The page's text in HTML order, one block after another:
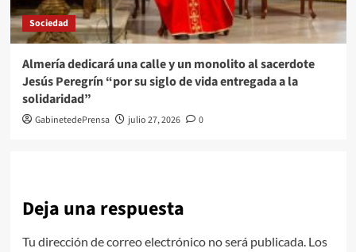
Sociedad
Almería dedicará una calle y un monolito al sacerdote
Jesús Peregrín “por su siglo de vida entregada a la
solidaridad”
GabinetedePrensa julio 27, 2026 0
Deja una respuesta
Tu dirección de correo electrónico no será publicada. Los